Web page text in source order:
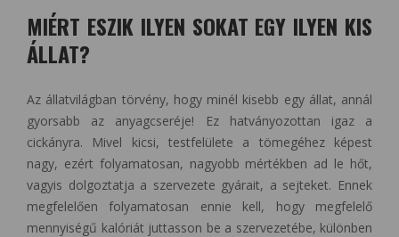
MIÉRT ESZIK ILYEN SOKAT EGY ILYEN KIS
ÁLLAT?
Az állatvilágban törvény, hogy minél kisebb egy állat, annál
gyorsabb az anyagcseréje! Ez hatványozottan igaz a
cickányra. Mivel kicsi, testfelülete a tömegéhez képest
nagy, ezért folyamatosan, nagyobb mértékben ad le hőt,
vagyis dolgoztatja a szervezete gyárait, a sejteket. Ennek
megfelelően folyamatosan ennie kell, hogy megfelelő
mennyiségű kalóriát juttasson be a szervezetébe, különben